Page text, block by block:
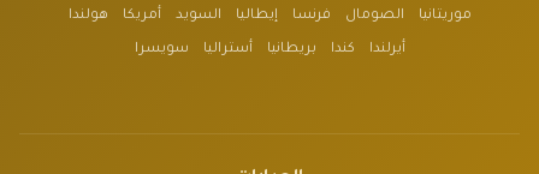
موريتانيا الصومال فرنسا إيطاليا السويد أمريكا هولندا
أيرلندا كندا بريطانيا أستراليا سويسرا